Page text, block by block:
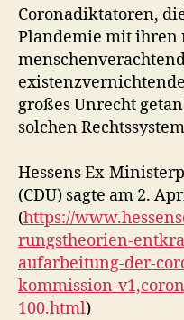
Coronadiktatoren,
Plandemie mit ihren
großes Unrecht
solchen
Hessens Ex-
(CDU) sagte am 2.
(https://
rungstheorien-
aufarbeitung-der-
kommission-
100.html)